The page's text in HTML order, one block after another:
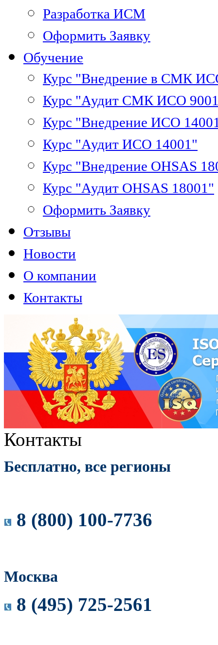
Разработка ИСМ
Оформить Заявку
Обучение
Курс "Внедрение в СМК
Курс "Аудит СМК ИСО
Курс "Внедрение ИСО
Курс "Аудит ИСО 14001"
Курс "Внедрение OHSAS
Курс "Аудит OHSAS 18001"
Оформить Заявку
Отзывы
Новости
О компании
Контакты
Контакты
Бесплатно, все регионы
8 (800) 100-7736
Москва
8 (495) 725-2561